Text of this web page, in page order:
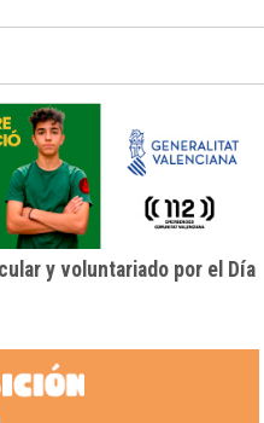
y voluntariado por el Día